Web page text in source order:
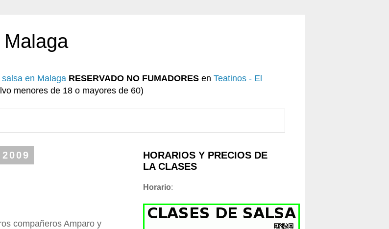
en Malaga RESERVADO NO FUMADORES en Teatinos - El
menores de 18 o mayores de 60)
compañeros Amparo y
HORARIOS Y PRECIOS DE
LA CLASES
Horario: